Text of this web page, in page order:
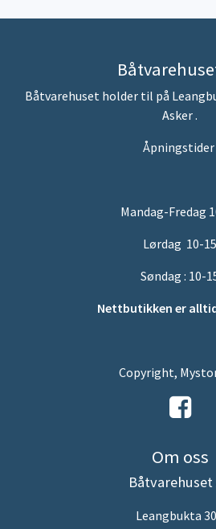
Båtvarehuset holder til på
Asker .
Åpningstider
Mandag-Fredag
Lørdag 10-15
Søndag : 10-
Nettbutikken er
Copyright,
Om oss
Båtvarehuset
Leangbukta